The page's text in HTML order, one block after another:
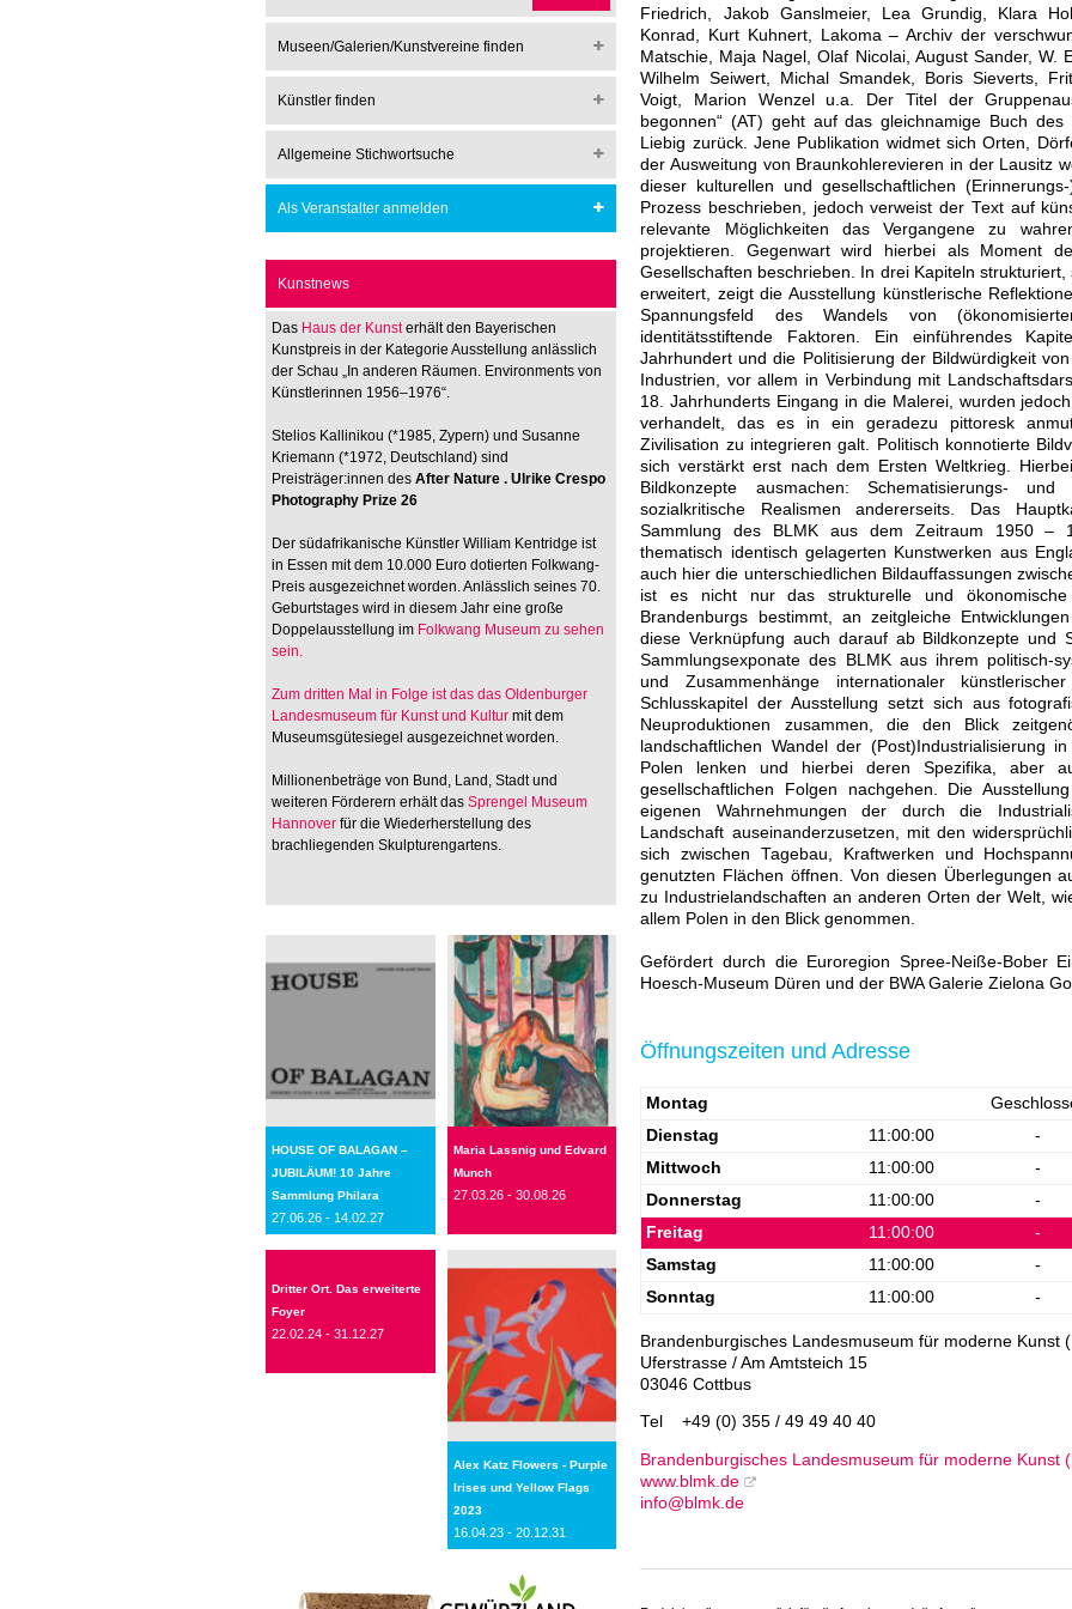
Museen/Galerien/Kunstvereine finden
Künstler finden
Allgemeine Stichwortsuche
Als Veranstalter anmelden
Kunstnews
Das Haus der Kunsterhält den Bayerischen
Kunstpreis in der Kategorie Ausstellung anlässlich
der Schau „In anderen Räumen. Environments von
Künstlerinnen 1956–1976“.
Stelios Kallinikou (*1985, Zypern) und Susanne
Kriemann (*1972, Deutschland) sind
Preisträger:innen des After Nature . Ulrike Crespo
Photography Prize 26
Der südafrikanische Künstler William Kentridge ist
in Essen mit dem 10.000 Euro dotierten Folkwang-
Preis ausgezeichnet worden. Anlässlich seines 70.
Geburtstages wird in diesem Jahr eine große
Doppelausstellung im Folkwang Museum zu sehen
sein.
Zum dritten Mal in Folge ist das das Oldenburger
Landesmuseum für Kunst und Kultur mit dem
Museumsgütesiegel ausgezeichnet worden.
Millionenbeträge von Bund, Land, Stadt und
weiteren Förderern erhält das Sprengel Museum
Hannover für die Wiederherstellung des
brachliegenden Skulpturengartens.
HOUSE OF BALAGAN –
JUBILÄUM! 10 Jahre
Sammlung Philara
27.06.26 - 14.02.27
Maria Lassnig und Edvard
Munch
27.03.26 - 30.08.26
Dritter Ort. Das erweiterte
Foyer
22.02.24 - 31.12.27
Alex Katz Flowers - Purple
Irises und Yellow Flags
2023
16.04.23 - 20.12.31
Friedrich, Jakob Ganslmeier, Lea Grundig, Klara
Konrad, Kurt Kuhnert, Lakoma – Archiv der
Matschie, Maja Nagel, Olaf Nicolai, August Sander, W.
Wilhelm Seiwert, Michal Smandek, Boris Sieverts,
Voigt, Marion Wenzel u.a. Der Titel der
begonnen“ (AT) geht auf das gleichnamige Buch des
Liebig zurück. Jene Publikation widmet sich Orten,
der Ausweitung von Braunkohlerevieren in der Lausitz
dieser kulturellen und gesellschaftlichen
Prozess beschrieben, jedoch verweist der Text auf
relevante Möglichkeiten das Vergangene zu
projektieren. Gegenwart wird hierbei als Moment
Gesellschaften beschrieben. In drei Kapiteln
erweitert, zeigt die Ausstellung künstlerische
Spannungsfeld des Wandels von
identitätsstiftende Faktoren. Ein einführendes
Jahrhundert und die Politisierung der Bildwürdigkeit
Industrien, vor allem in Verbindung mit
18. Jahrhunderts Eingang in die Malerei, wurden
verhandelt, das es in ein geradezu pittoresk
Zivilisation zu integrieren galt. Politisch konnotierte
sich verstärkt erst nach dem Ersten Weltkrieg.
Bildkonzepte ausmachen: Schematisierungs- und
sozialkritische Realismen andererseits. Das
Sammlung des BLMK aus dem Zeitraum 1950 –
thematisch identisch gelagerten Kunstwerken aus
auch hier die unterschiedlichen Bildauffassungen
ist es nicht nur das strukturelle und
Brandenburgs bestimmt, an zeitgleiche
diese Verknüpfung auch darauf ab Bildkonzepte und
Sammlungsexponate des BLMK aus ihrem politisch-
und Zusammenhänge internationaler
Schlusskapitel der Ausstellung setzt sich aus
Neuproduktionen zusammen, die den Blick
landschaftlichen Wandel der (Post)Industrialisierung
Polen lenken und hierbei deren Spezifika, aber
gesellschaftlichen Folgen nachgehen. Die
eigenen Wahrnehmungen der durch die
Landschaft auseinanderzusetzen, mit den
sich zwischen Tagebau, Kraftwerken und
genutzten Flächen öffnen. Von diesen Überlegungen
zu Industrielandschaften an anderen Orten der Welt,
allem Polen in den Blick genommen.
Gefördert durch die Euroregion Spree-Neiße-Bober
Hoesch-Museum Düren und der BWA Galerie Zielona
Öffnungszeiten und Adresse
Montag
Dienstag
11:00:00
-
Mittwoch
11:00:00
-
Donnerstag
11:00:00
-
Freitag
11:00:00
-
Samstag
11:00:00
-
Sonntag
11:00:00 -
Brandenburgisches Landesmuseum für moderne Kunst
Uferstrasse / Am Amtsteich 15
03046 Cottbus
Tel +49 (0) 355 / 49 49 40 40
Brandenburgisches Landesmuseum für moderne Kunst
www.blmk.de
info@blmk.de